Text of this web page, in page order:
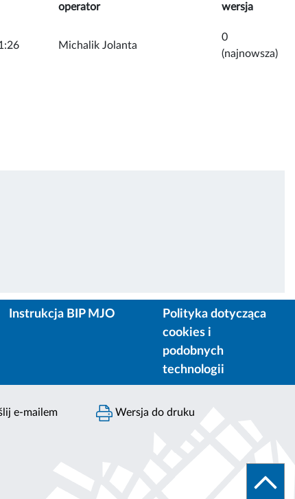
operator wersja
Michalik Jolanta
0
(najnowsza)
Instrukcja BIP MJO
Polityka dotycząca
cookies i
podobnych
technologii
e-mailem Wersja do druku